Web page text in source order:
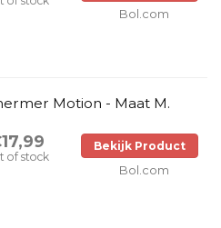
Bol.com
Motion - Maat M.
of stock
Bekijk Product
Bol.com